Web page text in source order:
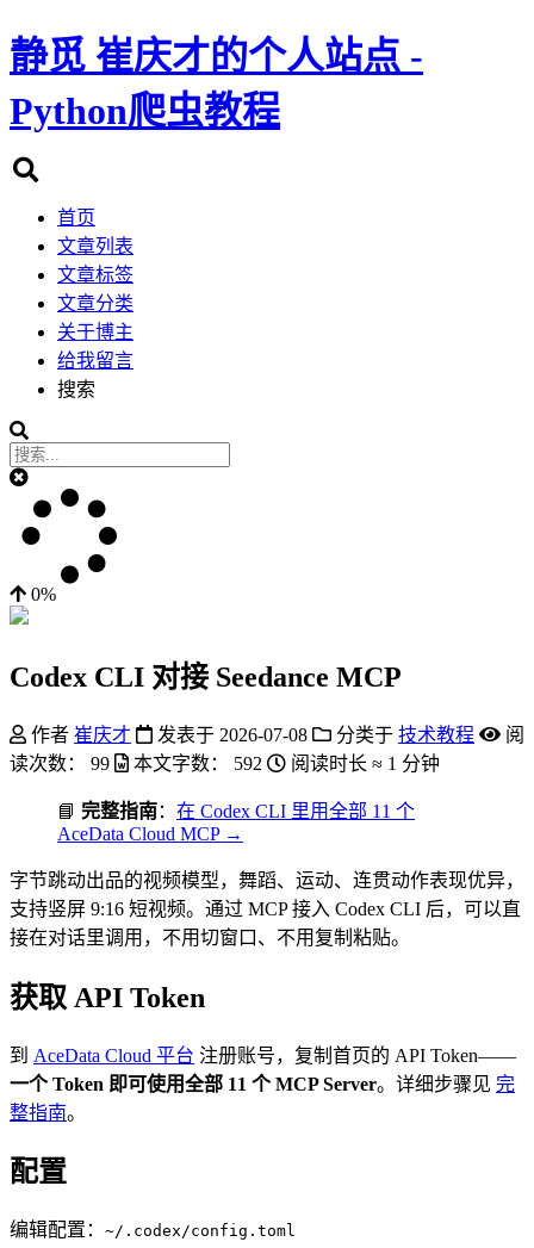
静觅 崔庆才的个人站点 -
Python爬虫教程
首页
文章列表
文章标签
文章分类
关于博主
给我留言
搜索
0%
Codex CLI 对接 Seedance MCP
作者 崔庆才 发表于 2026-07-08 分类于 技术教程
阅
读次数：
99 本文字数： 592 阅读时长 ≈ 1 分钟
📘 完整指南： 在 Codex CLI 里用全部 11 个
AceData Cloud MCP →
字节跳动出品的视频模型，舞蹈、运动、连贯动作表现优异，
支持竖屏 9:16 短视频。通过 MCP 接入 Codex CLI 后，可以直
接在对话里调用，不用切窗口、不用复制粘贴。
获取 API Token
到 AceData Cloud 平台 注册账号，复制首页的 API Token——
一个 Token 即可使用全部 11 个 MCP Server。详细步骤见 完
整指南。
配置
编辑配置： ~/.codex/config.toml